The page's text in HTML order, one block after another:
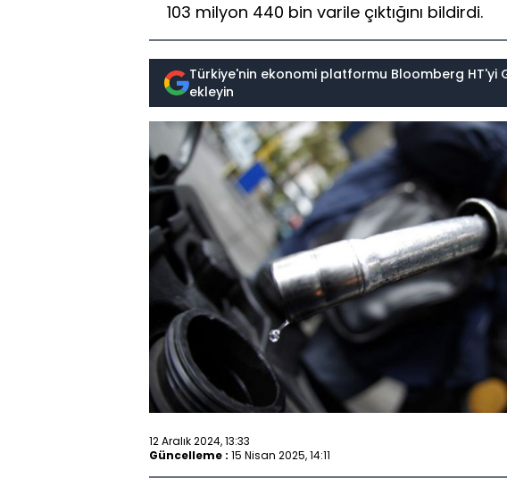
103 milyon 440 bin varile çıktığını bildirdi.
Türkiye'nin ekonomi platformu Bloomberg HT'yi
ekleyin
12 Aralık 2024, 13:33
Güncelleme : 15 Nisan 2025, 14:11